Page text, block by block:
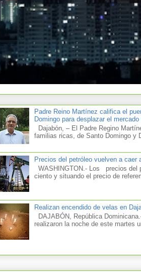
Padre Reino Martínez califica el
Domingo para desplazar el mercado
Dajabón, – El Padre Regino
familias ricas, de Santo Domingo y
Precios del petróleo vuelven a caer
WASHINGTON.- Los precios del
ciento y situando el precio de
Realizan encendido de velas en
DAJABÓN, República
realizaron la noche de este martes